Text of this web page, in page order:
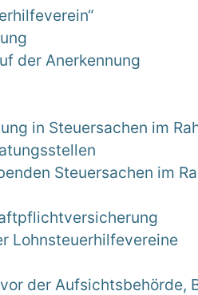
der Anerkennung
in Steuersachen im
Steuersachen im
Lohnsteuerhilfevereine
der Aufsichtsbehörde,